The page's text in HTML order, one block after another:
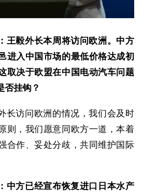
王毅外长本周将访问欧洲。中方
进入中国市场的最低价格达成初
取决于欧盟在中国电动汽车问题
否挂钩？
长访问欧洲的情况，我们会及时
则，我们愿意同欧方一道，本着
合作、妥处分歧，共同维护国际
中方已经宣布恢复进口日本水产